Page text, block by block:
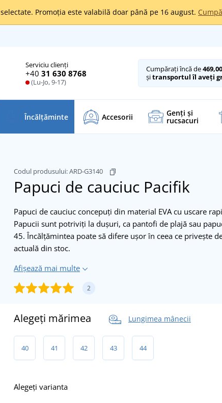
selectate. Promoția este valabilă doar până pe 16 august.
Serviciu clienți
+40 31 630 8768
(Lu-Jo, 9-17)
Cumpărați încă de
șitransportul îl aveți
Încălţăminte Accesorii Genți și
rucsacuri
Codul produsului:ARD-G3140
Papuci de cauciuc Pacifik
Papuci de cauciuc concepuți din material EVA cu uscare
Papucii sunt potriviți la dușuri, ca pantofi de plajă sau
45. Încălțămintea poate să difere ușor în ceea ce privește
actuală din stoc.
Afișează mai multe
2
Alegeți mărimea Lungimea mânecii
40 41 42 43 44
Alegeți varianta